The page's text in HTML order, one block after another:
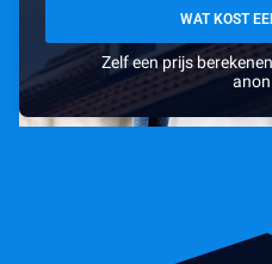
WAT KOST
Zelf een prijs